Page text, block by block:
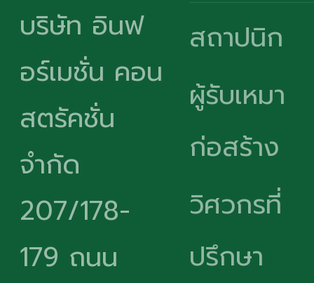
บริษัท อินฟ
อร์เมชั่น คอน
สตรัคชั่น
จำกัด
207/178-
179 ถนน
สถาปนิก
ผู้รับเหมา
ก่อสร้าง
วิศวกรที่
ปรึกษา